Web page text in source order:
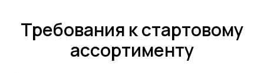
Требования к стартовому
ассортименту